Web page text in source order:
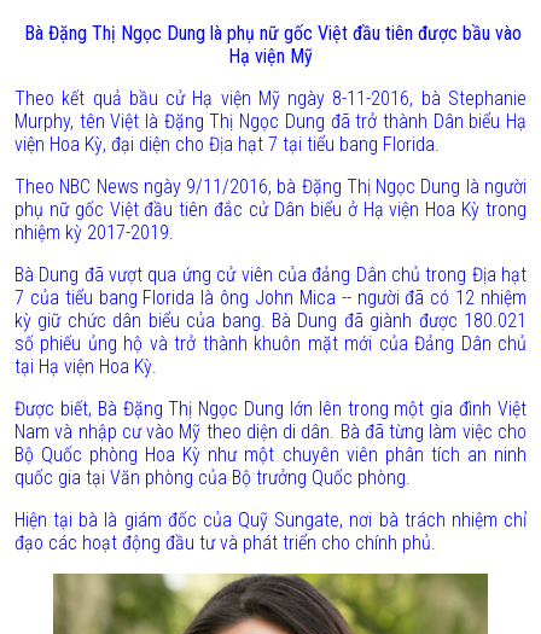
Bà Đặng Thị Ngọc Dung là phụ nữ gốc Việt đầu tiên được bầu vào
Hạ viện Mỹ
Theo kết quả bầu cử Hạ viện Mỹ ngày 8-11-2016, bà Stephanie
Murphy, tên Việt là Đặng Thị Ngọc Dung đã trở thành Dân biểu Hạ
viện Hoa Kỳ, đại diện cho Địa hạt 7 tại tiểu bang Florida.
Theo NBC News ngày 9/11/2016, bà Đặng Thị Ngọc Dung là người
phụ nữ gốc Việt đầu tiên đắc cử Dân biểu ở Hạ viện Hoa Kỳ trong
nhiệm kỳ 2017-2019.
Bà Dung đã vượt qua ứng cử viên của đảng Dân chủ trong Địa hạt
7 của tiểu bang Florida là ông John Mica -- người đã có 12 nhiệm
kỳ giữ chức dân biểu của bang. Bà Dung đã giành được 180.021
số phiếu ủng hộ và trở thành khuôn mặt mới của Đảng Dân chủ
tại Hạ viện Hoa Kỳ.
Được biết, Bà Đặng Thị Ngọc Dung lớn lên trong một gia đình Việt
Nam và nhập cư vào Mỹ theo diện di dân. Bà đã từng làm việc cho
Bộ Quốc phòng Hoa Kỳ như một chuyên viên phân tích an ninh
quốc gia tại Văn phòng của Bộ trưởng Quốc phòng.
Hiện tại bà là giám đốc của Quỹ Sungate, nơi bà trách nhiệm chỉ
đạo các hoạt động đầu tư và phát triển cho chính phủ.